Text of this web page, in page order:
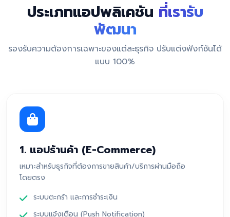
ประเภทแอปพลิเคชัน ที่เรารับ
พัฒนา
รองรับความต้องการเฉพาะของแต่ละธุรกิจ ปรับแต่งฟังก์ชันได้
แบบ 100%
1. แอปร้านค้า (E-Commerce)
เหมาะสำหรับธุรกิจที่ต้องการขายสินค้า/บริการผ่านมือถือ
โดยตรง
ระบบตะกร้า และการชำระเงิน
ระบบแจ้งเตือน (Push Notification)